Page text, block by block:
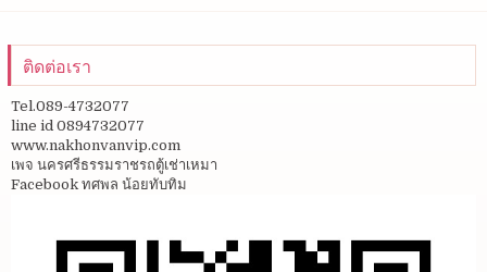
ติดต่อเรา
Tel.089-4732077
line id 0894732077
www.nakhonvanvip.com
เพจ นครศรีธรรมราชรถตู้เช่าเหมา
Facebook ทศพล น้อยทับทิม